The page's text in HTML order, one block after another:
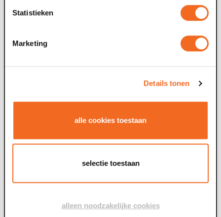
Statistieken
Marketing
Details tonen
alle cookies toestaan
selectie toestaan
alleen noodzakelijke cookies